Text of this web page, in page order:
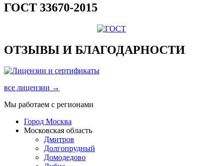
ГОСТ 33670-2015
ОТЗЫВЫ И БЛАГОДАРНОСТИ
все лицензии →
Мы работаем с регионами
Город Москва
Московская область
Дмитров
Долгопрудный
Домодедово